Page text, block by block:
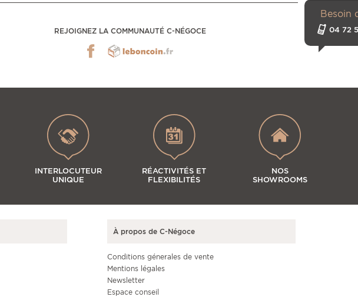
Besoin
04 72
REJOIGNEZ LA COMMUNAUTÉ C-NÉGOCE
INTERLOCUTEUR
UNIQUE
RÉACTIVITÉS ET
FLEXIBILITÉS
NOS
SHOWROOMS
À propos de C-Négoce
Conditions génerales de vente
Mentions légales
Newsletter
Espace conseil